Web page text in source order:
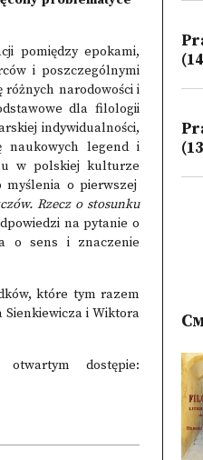
pomiędzy epokami,
i poszczególnymi
narodowości i
dla filologii
indywidualności,
naukowych legend i
w polskiej kulturze
myślenia o pierwszej
Rzecz o stosunku
na pytanie o
o sens i znaczenie
które tym razem
Sienkiewicza i Wiktora
dostępie: